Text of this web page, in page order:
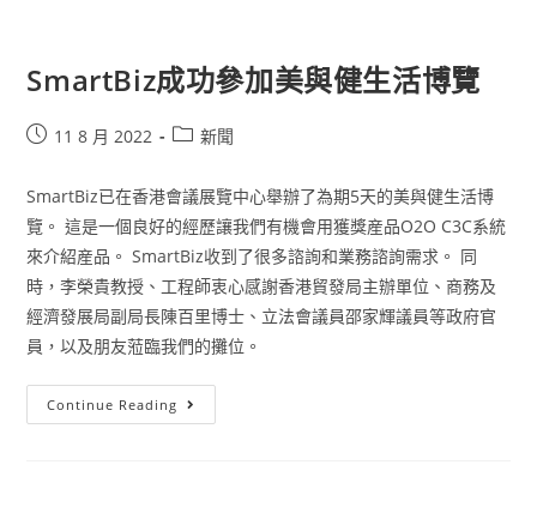
SmartBiz成功參加美與健生活博覽
11 8 月 2022 新聞
SmartBiz已在香港會議展覽中心舉辦了為期5天的美與健生活博
覽。 這是一個良好的經歷讓我們有機會用獲獎産品O2O C3C系統
來介紹産品。 SmartBiz收到了很多諮詢和業務諮詢需求。 同
時，李榮貴教授、工程師衷心感謝香港貿發局主辦單位、商務及
經濟發展局副局長陳百里博士、立法會議員邵家輝議員等政府官
員，以及朋友蒞臨我們的攤位。
Continue Reading